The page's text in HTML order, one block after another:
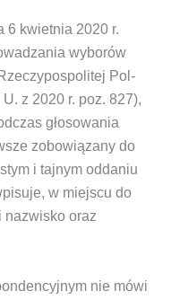
6 kwiet­nia 2020 r.
wybo­rów
Pol­
z 2020 r. poz. 827),
gło­so­wa­nia
zobo­wią­za­ny do
i taj­nym odda­niu
w miej­scu do
nazwi­sko oraz
nie mówi